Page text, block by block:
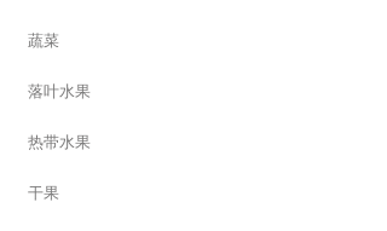
蔬菜
落叶水果
热带水果
干果